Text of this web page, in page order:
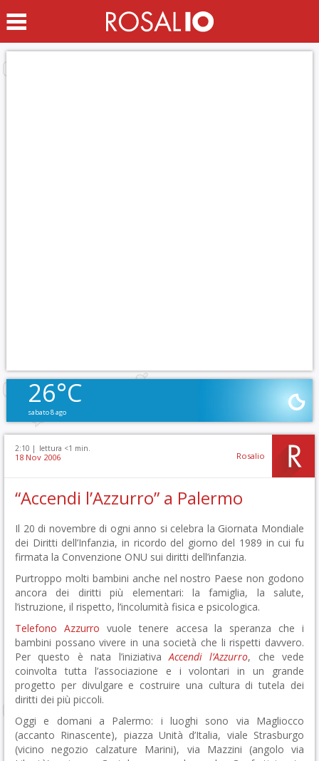
26°C
sabato 8 ago
2:10 | lettura <1 min.
18 Nov 2006 Rosalio
“Accendi l’Azzurro” a Palermo
Il 20 di novembre di ogni anno si celebra la Giornata Mondiale
dei Diritti dell’Infanzia, in ricordo del giorno del 1989 in cui fu
firmata la Convenzione ONU sui diritti dell’infanzia.
Purtroppo molti bambini anche nel nostro Paese non godono
ancora dei diritti più elementari: la famiglia, la salute,
l’istruzione, il rispetto, l’incolumità fisica e psicologica.
Telefono Azzurro vuole tenere accesa la speranza che i
bambini possano vivere in una società che li rispetti davvero.
Per questo è nata l’iniziativaAccendi l’Azzurro, che vede
coinvolta tutta l’associazione e i volontari in un grande
progetto per divulgare e costruire una cultura di tutela dei
diritti dei più piccoli.
Oggi e domani a Palermo: i luoghi sono via Magliocco
(accanto Rinascente), piazza Unità d’Italia, viale Strasburgo
(vicino negozio calzature Marini), via Mazzini (angolo via